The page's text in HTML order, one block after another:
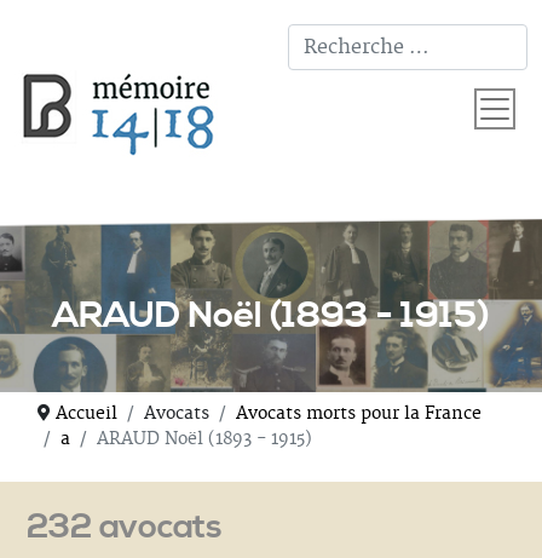
ARAUD Noël (1893 - 1915)
Accueil Avocats
Avocats morts pour la France
a
ARAUD Noël (1893 - 1915)
232 avocats